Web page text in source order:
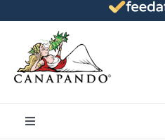
Toggle